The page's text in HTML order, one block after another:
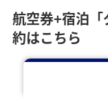
航空券+宿泊
約はこちら